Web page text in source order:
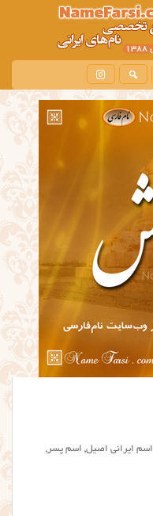
اسم ایرانی اصیل, اسم پسر ,